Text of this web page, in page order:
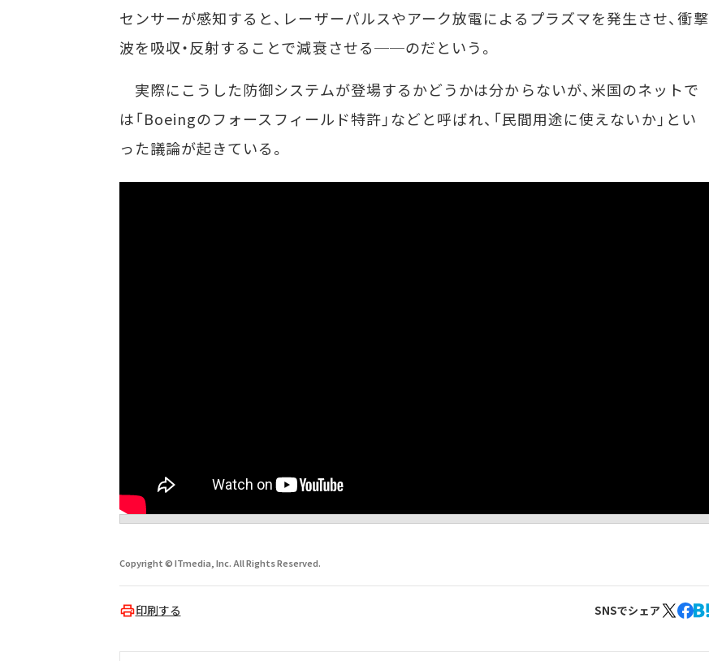
センサーが感知すると、レーザーパルスやアーク放電によるプラズマを発生させ、衝撃
波を吸収・反射することで減衰させる──のだという。
実際にこうした防御システムが登場するかどうかは分からないが、米国のネットで
は「Boeingのフォースフィールド特許」などと呼ばれ、「民間用途に使えないか」とい
った議論が起きている。
Copyright © ITmedia, Inc. All Rights Reserved.
印刷する SNSでシェア